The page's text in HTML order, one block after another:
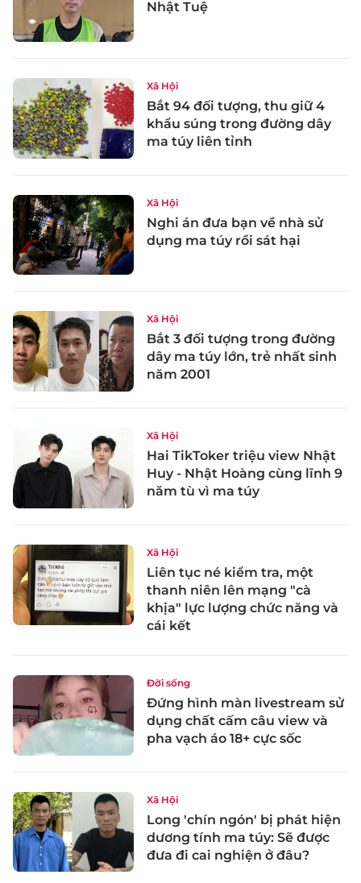
Nhật Tuệ
Xã Hội
Bắt 94 đối tượng, thu giữ 4
khẩu súng trong đường dây
ma túy liên tỉnh
Xã Hội
Nghi án đưa bạn về nhà sử
dụng ma túy rồi sát hại
Xã Hội
Bắt 3 đối tượng trong đường
dây ma túy lớn, trẻ nhất sinh
năm 2001
Xã Hội
Hai TikToker triệu view Nhật
Huy - Nhật Hoàng cùng lĩnh 9
năm tù vì ma túy
Xã Hội
Liên tục né kiểm tra, một
thanh niên lên mạng "cà
khịa" lực lượng chức năng và
cái kết
Đời sống
Đứng hình màn livestream sử
dụng chất cấm câu view và
pha vạch áo 18+ cực sốc
Xã Hội
Long 'chín ngón' bị phát hiện
dương tính ma túy: Sẽ được
đưa đi cai nghiện ở đâu?